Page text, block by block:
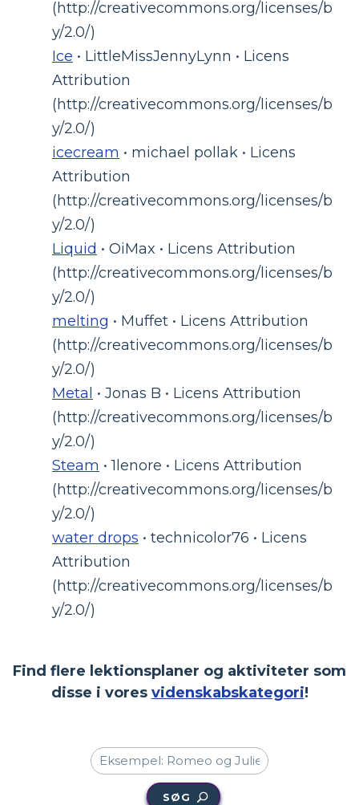
(http://creativecommons.org/licenses/b
y/2.0/)
Ice • LittleMissJennyLynn • Licens
Attribution
(http://creativecommons.org/licenses/b
y/2.0/)
icecream • michael pollak • Licens
Attribution
(http://creativecommons.org/licenses/b
y/2.0/)
Liquid • OiMax • Licens Attribution
(http://creativecommons.org/licenses/b
y/2.0/)
melting • Muffet • Licens Attribution
(http://creativecommons.org/licenses/b
y/2.0/)
Metal • Jonas B • Licens Attribution
(http://creativecommons.org/licenses/b
y/2.0/)
Steam • 1lenore • Licens Attribution
(http://creativecommons.org/licenses/b
y/2.0/)
water drops • technicolor76 • Licens
Attribution
(http://creativecommons.org/licenses/b
y/2.0/)
Find flere lektionsplaner og aktiviteter som
disse i vores videnskabskategori!
SØG